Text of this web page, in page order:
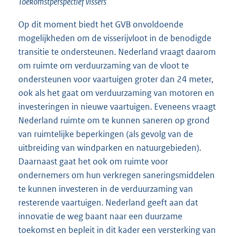
Op dit moment biedt het GVB onvoldoende
mogelijkheden om de visserijvloot in de benodigde
transitie te ondersteunen. Nederland vraagt daarom
om ruimte om verduurzaming van de vloot te
ondersteunen voor vaartuigen groter dan 24 meter,
ook als het gaat om verduurzaming van motoren en
investeringen in nieuwe vaartuigen. Eveneens vraagt
Nederland ruimte om te kunnen saneren op grond
van ruimtelijke beperkingen (als gevolg van de
uitbreiding van windparken en natuurgebieden).
Daarnaast gaat het ook om ruimte voor
ondernemers om hun verkregen saneringsmiddelen
te kunnen investeren in de verduurzaming van
resterende vaartuigen. Nederland geeft aan dat
innovatie de weg baant naar een duurzame
toekomst en bepleit in dit kader een versterking van